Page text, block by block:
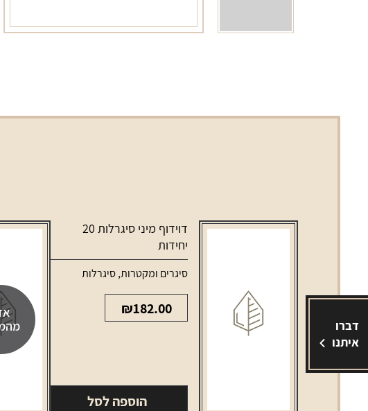
דברו
איתנו
דוידוף מיני סיגרלות 20
יחידות
סיגרים ומקטרות,סיגרלות
₪182.00
הוספה לסל